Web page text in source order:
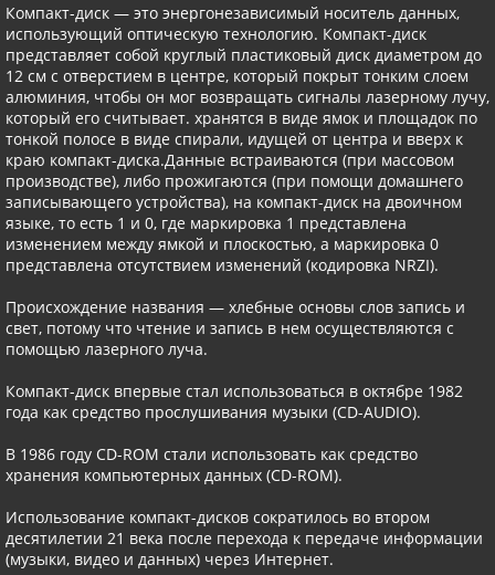
Компакт-диск — это энергонезависимый носитель данных,
использующий оптическую технологию. Компакт-диск
представляет собой круглый пластиковый диск диаметром до
12 см с отверстием в центре, который покрыт тонким слоем
алюминия, чтобы он мог возвращать сигналы лазерному лучу,
который его считывает. хранятся в виде ямок и площадок по
тонкой полосе в виде спирали, идущей от центра и вверх к
краю компакт-диска.Данные встраиваются (при массовом
производстве), либо прожигаются (при помощи домашнего
записывающего устройства), на компакт-диск на двоичном
языке, то есть 1 и 0, где маркировка 1 представлена ​​
изменением между ямкой и плоскостью, а маркировка 0
представлена ​​отсутствием изменений (кодировка NRZI).
Происхождение названия — хлебные основы слов запись и
свет, потому что чтение и запись в нем осуществляются с
помощью лазерного луча.
Компакт-диск впервые стал использоваться в октябре 1982
года как средство прослушивания музыки (CD-AUDIO).
В 1986 году CD-ROM стали использовать как средство
хранения компьютерных данных (CD-ROM).
Использование компакт-дисков сократилось во втором
десятилетии 21 века после перехода к передаче информации
(музыки, видео и данных) через Интернет.